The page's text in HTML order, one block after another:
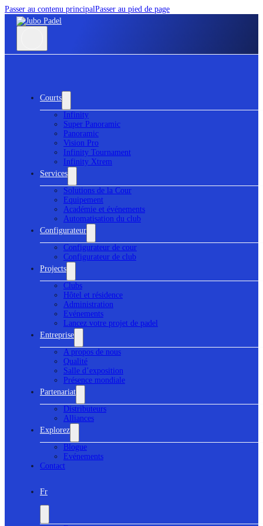
Passer au contenu principalPasser au pied de page
Courts
Infinity
Super Panoramic
Panoramic
Vision Pro
Infinity Tournament
Infinity Xtrem
Services
Solutions de la Cour
Equipement
Académie et événements
Automatisation du club
Configurateur
Configurateur de cour
Configurateur de club
Projects
Clubs
Hôtel et résidence
Administration
Evénements
Lancez votre projet de padel
Entreprise
A propos de nous
Qualité
Salle d’exposition
Présence mondiale
Partenariat
Distributeurs
Alliances
Explorez
Blogue
Evénements
Contact
Fr